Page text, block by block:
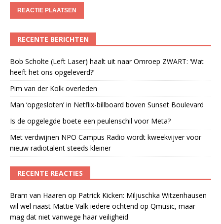
RECENTE BERICHTEN
Bob Scholte (Left Laser) haalt uit naar Omroep ZWART: ‘Wat
heeft het ons opgeleverd?’
Pim van der Kolk overleden
Man ‘opgesloten’ in Netflix-billboard boven Sunset Boulevard
Is de opgelegde boete een peulenschil voor Meta?
Met verdwijnen NPO Campus Radio wordt kweekvijver voor
nieuw radiotalent steeds kleiner
RECENTE REACTIES
Bram van Haaren op Patrick Kicken: Miljuschka Witzenhausen
wil wel naast Mattie Valk iedere ochtend op Qmusic, maar
mag dat niet vanwege haar veiligheid